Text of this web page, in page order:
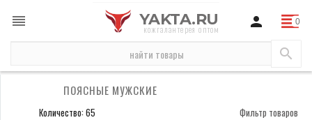
YAKTA.RU
кожгалантерея оптом
поясные мужские
ПОЯСНЫЕ МУЖСКИЕ
Количество: 65 Фильтр товаров